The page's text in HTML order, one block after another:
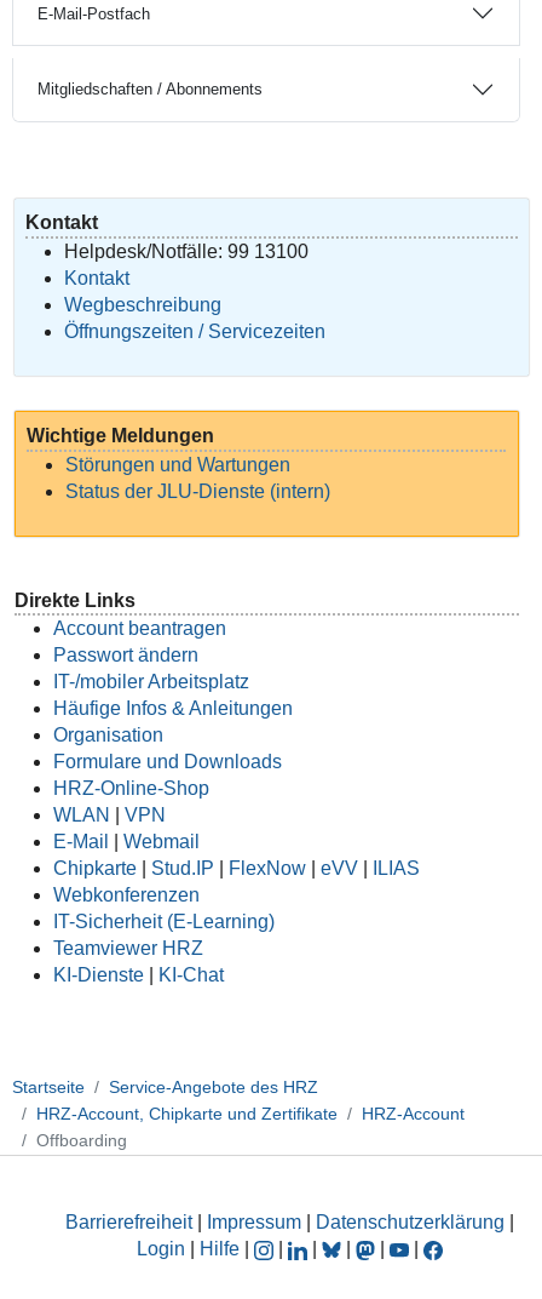
E-Mail-Postfach
Mitgliedschaften / Abonnements
Kontakt
Helpdesk/Notfälle: 99 13100
Kontakt
Wegbeschreibung
Öffnungszeiten / Servicezeiten
Wichtige Meldungen
Störungen und Wartungen
Status der JLU-Dienste (intern)
Direkte Links
Account beantragen
Passwort ändern
IT-/mobiler Arbeitsplatz
Häufige Infos & Anleitungen
Organisation
Formulare und Downloads
HRZ-Online-Shop
WLAN
VPN
E-Mail
Webmail
Chipkarte| Stud.IP FlexNow| eVV|
ILIAS
Webkonferenzen
IT-Sicherheit (E-Learning)
Teamviewer HRZ
KI-Dienste| KI-Chat
Startseite
Service-Angebote des HRZ
HRZ-Account, Chipkarte und Zertifikate
HRZ-Account
Offboarding
Barrierefreiheit| Impressum Datenschutzerklärung
Login
Hilfe